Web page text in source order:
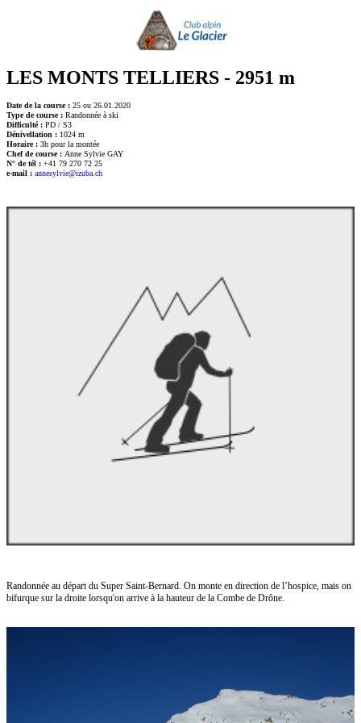
LES MONTS TELLIERS - 2951 m
Date de la course : 25 ou 26.01.2020
Type de course : Randonnée à ski
Difficulté : PD / S3
Dénivellation : 1024 m
Horaire : 3h pour la montée
Chef de course : Anne Sylvie GAY
N° de tél : +41 79 270 72 25
e-mail : annesylvie@izuba.ch
Randonnée au départ du Super Saint-Bernard. On monte en direction de l’hospice, mais on
bifurque sur la droite lorsqu'on arrive à la hauteur de la Combe de Drône.